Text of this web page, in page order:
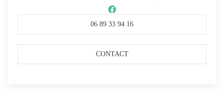
06 89 33 94 16
CONTACT